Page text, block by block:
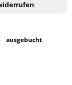
ausgebucht